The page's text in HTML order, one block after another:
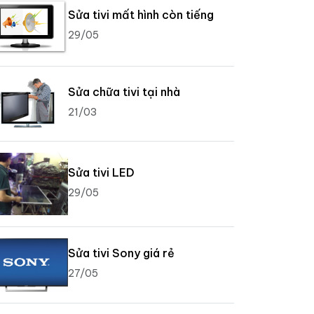
Sửa tivi mất hình còn tiếng
29/05
Sửa chữa tivi tại nhà
21/03
Sửa tivi LED
29/05
Sửa tivi Sony giá rẻ
27/05